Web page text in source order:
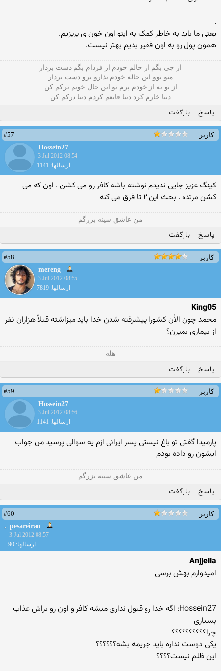
.
یعنی ما باید به خاطر کمک به اینو اون خون ی یریزیم.
همون پول رو به اون فقیر بدیم بهتر نیست.
از چی بگم از حالم خودم از فردام بگم دست بردار
منو توو این حاله خودم بذارو برو دست بردار
از تو نه از خودم پرم تو این حال خوبم ترکم کن
دنیا خارم کرد دنیا قانعم کردم دنیا درکم کن
پاسخ بازگفت
کاربر
#57
Hossein27
3 Jul 2012 08:54
ارسالها: 1141
کینگ عزیز جایی ندیدم نوشته باشه کافر رو می کشن . اون که می
کشن مرتده . بحث این ۲ تا فرق می کنه
من عاشق سینه بزرگم
پاسخ بازگفت
کاربر
#58
mereng
3 Jul 2012 08:55
ارسالها: 7819
King05
محمد چون الأن کشورا پیشرفته شدن خدا باید میزاشته قبلأ هزاران نفر
از بیماری بمیرن؟
هله
پاسخ بازگفت
کاربر
#59
Hossein27
3 Jul 2012 08:56
ارسالها: 1141
پارمیدا گفتی تو باغ نیستی پسر ایرانی ازم یه سوالی پرسید من جواب
ایشون رو داده بودم
من عاشق سینه بزرگم
پاسخ بازگفت
کاربر
#60
pesareiran
3 Jul 2012 08:57
ارسالها: 90
Anjjella
امیدوارم بهش برسی
Hossein27: اگه خدا رو قبول نداری میشه کافر و اون رو براش عذاب
بسیاری
چرا؟؟؟؟؟؟؟؟؟؟
یکی دوست نداره باید جریمه بشه؟؟؟؟؟؟
این ظلم نیست؟؟؟؟